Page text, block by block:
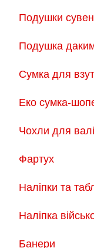
Подушки
Подушка
Сумка для
Еко сумка-
Чохли для
Фартух
Наліпки та
Наліпка
Банери